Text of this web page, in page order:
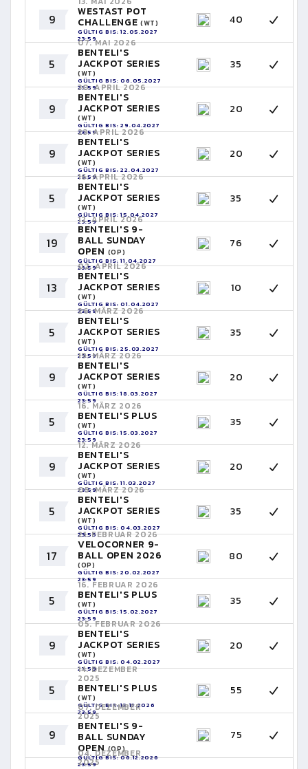
9 WESTAST POT
CHALLENGE (WT)
GÜLTIG BIS: 12.05.2027
23:59
40
5
07. MAI 2026
BENTELI'S
JACKPOT SERIES
(WT)
GÜLTIG BIS: 06.05.2027
23:59
35
9
30. APRIL 2026
BENTELI'S
JACKPOT SERIES
(WT)
GÜLTIG BIS: 29.04.2027
23:59
20
9
23. APRIL 2026
BENTELI'S
JACKPOT SERIES
(WT)
GÜLTIG BIS: 22.04.2027
23:59
20
5
16. APRIL 2026
BENTELI'S
JACKPOT SERIES
(WT)
GÜLTIG BIS: 15.04.2027
23:59
35
19
12. APRIL 2026
BENTELI'S 9-
BALL SUNDAY
OPEN (OP)
GÜLTIG BIS: 11.04.2027
23:59
76
13
02. APRIL 2026
BENTELI'S
JACKPOT SERIES
(WT)
GÜLTIG BIS: 01.04.2027
23:59
10
5
26. MÄRZ 2026
BENTELI'S
JACKPOT SERIES
(WT)
GÜLTIG BIS: 25.03.2027
23:59
35
9
19. MÄRZ 2026
BENTELI'S
JACKPOT SERIES
(WT)
GÜLTIG BIS: 18.03.2027
23:59
20
5
16. MÄRZ 2026
BENTELI'S PLUS
(WT)
GÜLTIG BIS: 15.03.2027
23:59
35
9
12. MÄRZ 2026
BENTELI'S
JACKPOT SERIES
(WT)
GÜLTIG BIS: 11.03.2027
23:59
20
5
05. MÄRZ 2026
BENTELI'S
JACKPOT SERIES
(WT)
GÜLTIG BIS: 04.03.2027
23:59
35
17
21. FEBRUAR 2026
VELOCORNER 9-
BALL OPEN 2026
(OP)
GÜLTIG BIS: 20.02.2027
23:59
80
5
16. FEBRUAR 2026
BENTELI'S PLUS
(WT)
GÜLTIG BIS: 15.02.2027
23:59
35
9
05. FEBRUAR 2026
BENTELI'S
JACKPOT SERIES
(WT)
GÜLTIG BIS: 04.02.2027
23:59
20
5
14. DEZEMBER
2025
BENTELI'S PLUS
(WT)
GÜLTIG BIS: 13.12.2026
23:59
55
9
07. DEZEMBER
2025
BENTELI'S 9-
BALL SUNDAY
OPEN(OP)
GÜLTIG BIS: 06.12.2026
23:59
75
04. DEZEMBER
2025